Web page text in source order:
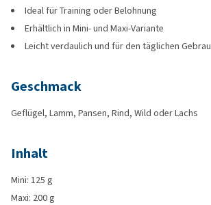
Ideal für Training oder Belohnung
Erhältlich in Mini- und Maxi-Variante
Leicht verdaulich und für den täglichen
Geschmack
Geflügel, Lamm, Pansen, Rind, Wild oder Lachs
Inhalt
Mini: 125 g
Maxi: 200 g